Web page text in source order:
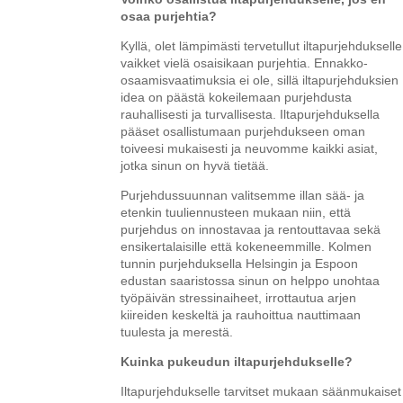
osaa purjehtia?
Kyllä, olet lämpimästi tervetullut
vaikket vielä osaisikaan purjehtia. Ennakko-
osaamisvaatimuksia ei ole, sillä iltapurjehduksien
idea on päästä kokeilemaan purjehdusta
rauhallisesti ja turvallisesta. Iltapurjehduksella
pääset osallistumaan purjehdukseen oman
toiveesi mukaisesti ja neuvomme kaikki asiat,
jotka sinun on hyvä tietää.
Purjehdussuunnan valitsemme illan sää- ja
etenkin tuuliennusteen mukaan niin, että
purjehdus on innostavaa ja rentouttavaa sekä
ensikertalaisille että kokeneemmille. Kolmen
tunnin purjehduksella Helsingin ja Espoon
edustan saaristossa sinun on helppo unohtaa
työpäivän stressinaiheet, irrottautua arjen
kiireiden keskeltä ja rauhoittua nauttimaan
tuulesta ja merestä.
Kuinka pukeudun iltapurjehdukselle?
Iltapurjehdukselle tarvitset mukaan säänmukaiset